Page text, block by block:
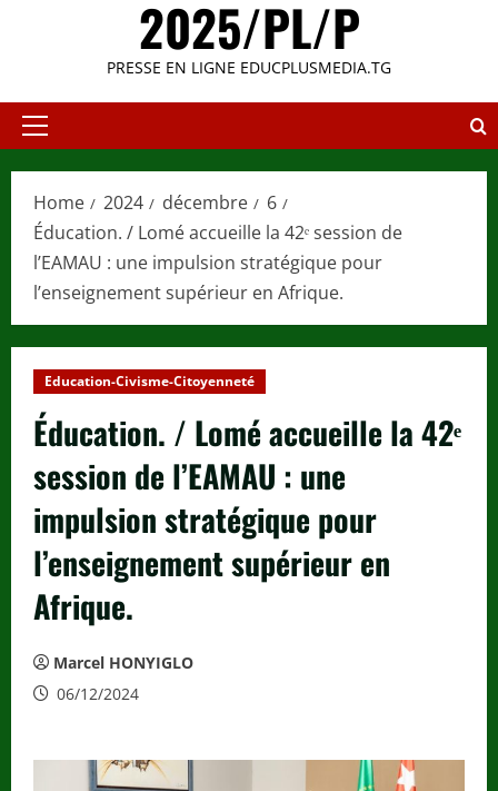
2025/PL/P
PRESSE EN LIGNE EDUCPLUSMEDIA.TG
Primary
Home 2024 décembre
6
Éducation. / Lomé accueille la 42ᵉ session de
l’EAMAU : une impulsion stratégique pour
l’enseignement supérieur en Afrique.
Education-Civisme-Citoyenneté
Éducation. / Lomé accueille la 42ᵉ
session de l’EAMAU : une
impulsion stratégique pour
l’enseignement supérieur en
Afrique.
Marcel HONYIGLO
06/12/2024